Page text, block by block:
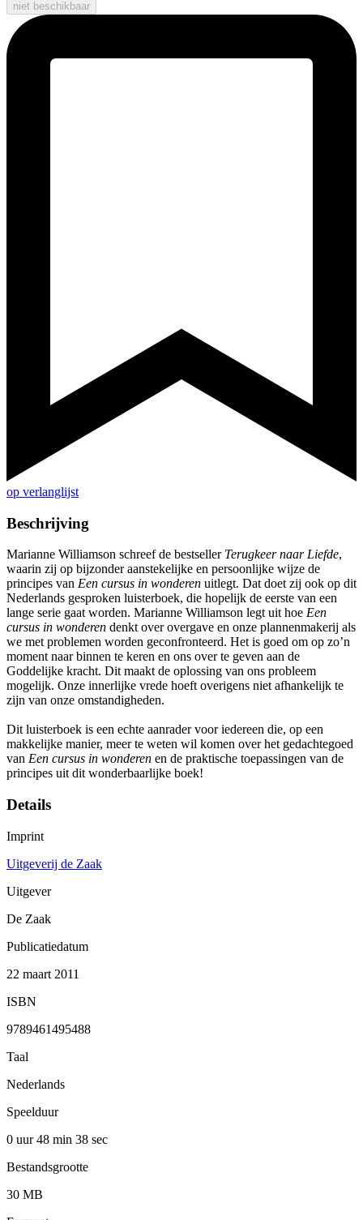
niet beschikbaar
op verlanglijst
Beschrijving
Marianne Williamson schreef de bestseller Terugkeer naar Liefde,
waarin zij op bijzonder aanstekelijke en persoonlijke wijze de
principes van Een cursus in wonderen uitlegt. Dat doet zij ook op dit
Nederlands gesproken luisterboek, die hopelijk de eerste van een
lange serie gaat worden. Marianne Williamson legt uit hoe Een
cursus in wonderen denkt over overgave en onze plannenmakerij als
we met problemen worden geconfronteerd. Het is goed om op zo’n
moment naar binnen te keren en ons over te geven aan de
Goddelijke kracht. Dit maakt de oplossing van ons probleem
mogelijk. Onze innerlijke vrede hoeft overigens niet afhankelijk te
zijn van onze omstandigheden.
Dit luisterboek is een echte aanrader voor iedereen die, op een
makkelijke manier, meer te weten wil komen over het gedachtegoed
van Een cursus in wonderen en de praktische toepassingen van de
principes uit dit wonderbaarlijke boek!
Details
Imprint
Uitgeverij de Zaak
Uitgever
De Zaak
Publicatiedatum
22 maart 2011
ISBN
9789461495488
Taal
Nederlands
Speelduur
0 uur 48 min 38 sec
Bestandsgrootte
30 MB